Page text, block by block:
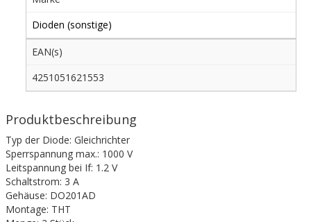
Dioden (sonstige)
EAN(s)
4251051621553
Produktbeschreibung
Typ der Diode: Gleichrichter
Sperrspannung max.: 1000 V
Leitspannung bei If: 1.2 V
Schaltstrom: 3 A
Gehäuse: DO201AD
Montage: THT